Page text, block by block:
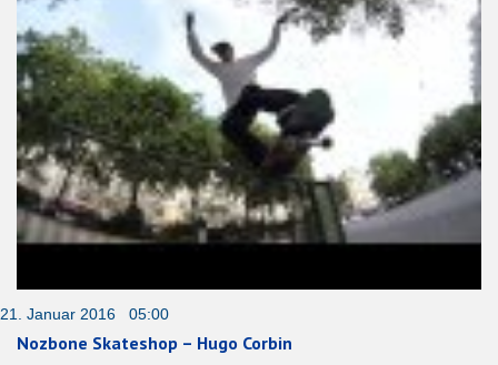
21. Januar 2016 05:00
Nozbone Skateshop – Hugo Corbin